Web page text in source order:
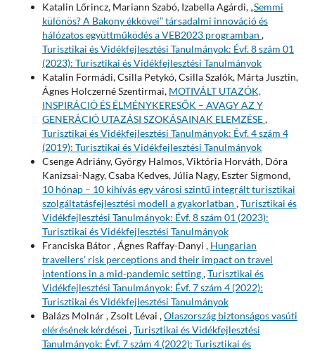
Katalin Lőrincz, Mariann Szabó, Izabella Agárdi, „Semmi
különös? A Bakony ékkövei” társadalmi innováció és
hálózatos együttműködés a VEB2023 programban ,
Turisztikai és Vidékfejlesztési Tanulmányok: Évf. 8 szám 01
(2023): Turisztikai és Vidékfejlesztési Tanulmányok
Katalin Formádi, Csilla Petykó, Csilla Szalók, Márta Jusztin,
Ágnes Holczerné Szentirmai, MOTIVÁLT UTAZÓK,
INSPIRÁCIÓ ÉS ÉLMÉNYKERESŐK – AVAGY AZ Y
GENERÁCIÓ UTAZÁSI SZOKÁSAINAK ELEMZÉSE,
Turisztikai és Vidékfejlesztési Tanulmányok: Évf. 4 szám 4
(2019): Turisztikai és Vidékfejlesztési Tanulmányok
Csenge Adriány, György Halmos, Viktória Horváth, Dóra
Kanizsai-Nagy, Csaba Kedves, Júlia Nagy, Eszter Sigmond,
10 hónap – 10 kihívás egy városi szintű integrált turisztikai
szolgáltatásfejlesztési modell a gyakorlatban ,Turisztikai és
Vidékfejlesztési Tanulmányok: Évf. 8 szám 01 (2023):
Turisztikai és Vidékfejlesztési Tanulmányok
Franciska Bátor , Ágnes Raffay-Danyi , Hungarian
travellers’ risk perceptions and their impact on travel
intentions in a mid-pandemic setting,Turisztikai és
Vidékfejlesztési Tanulmányok: Évf. 7 szám 4 (2022):
Turisztikai és Vidékfejlesztési Tanulmányok
Balázs Molnár , Zsolt Lévai ,Olaszország biztonságos vasúti
elérésének kérdései ,Turisztikai és Vidékfejlesztési
Tanulmányok: Évf. 7 szám 4 (2022): Turisztikai és